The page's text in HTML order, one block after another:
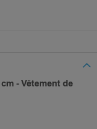
- Vêtement de